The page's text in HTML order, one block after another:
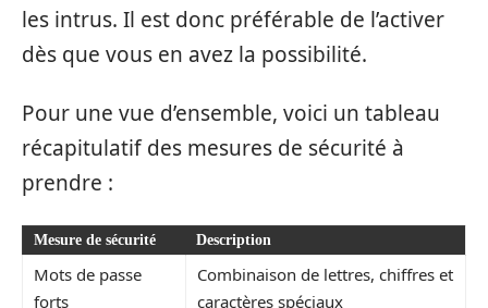
les intrus. Il est donc préférable de l’activer
dès que vous en avez la possibilité.
Pour une vue d’ensemble, voici un tableau
récapitulatif des mesures de sécurité à
prendre :
Mesure de sécurité Description
Mots de passe
forts
Combinaison de lettres, chiffres et
caractères spéciaux